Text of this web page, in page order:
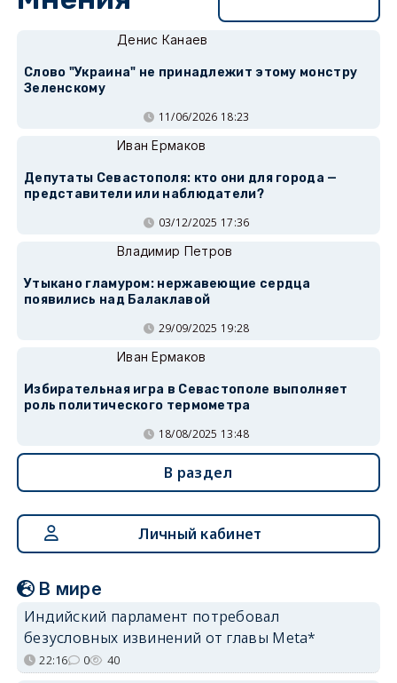
Денис Канаев
Слово "Украина" не принадлежит этому монстру
Зеленскому
11/06/2026 18:23
Иван Ермаков
Депутаты Севастополя: кто они для города —
представители или наблюдатели?
03/12/2025 17:36
Владимир Петров
Утыкано гламуром: нержавеющие сердца
появились над Балаклавой
29/09/2025 19:28
Иван Ермаков
Избирательная игра в Севастополе выполняет
роль политического термометра
18/08/2025 13:48
В раздел
Личный кабинет
В мире
Индийский парламент потребовал
безусловных извинений от главы Meta*
22:16 0 40